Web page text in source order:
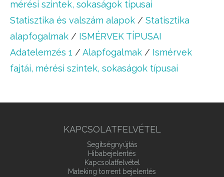
mérési szintek, sokaságok típusai
Statisztika és valszám alapok / Statisztika
alapfogalmak / ISMÉRVEK TÍPUSAI
Adatelemzés 1 / Alapfogalmak / Ismérvek
fajtái, mérési szintek, sokaságok típusai
KAPCSOLATFELVÉTEL
Segítségnyújtás
Hibabejelentés
Kapcsolatfelvétel
Mateking torrent bejelentés